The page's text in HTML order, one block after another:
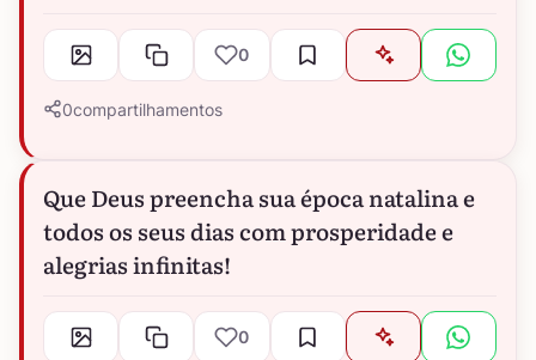
0
0compartilhamentos
Que Deus preencha sua época natalina e
todos os seus dias com prosperidade e
alegrias infinitas!
0